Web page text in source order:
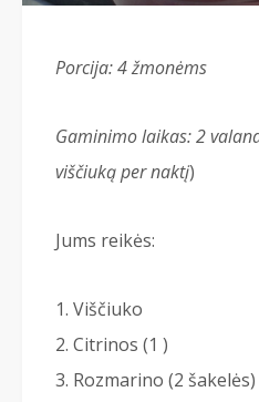
Porcija: 4 žmonėms
Gaminimo laikas: 2
viščiuką per naktį)
Jums reikės:
Viščiuko
Citrinos (1 )
Rozmarino (2 šakelės)